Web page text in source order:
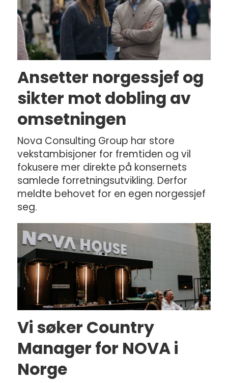
Ansetter norgessjef og
sikter mot dobling av
omsetningen
Nova Consulting Group har store
vekstambisjoner for fremtiden og vil
fokusere mer direkte på konsernets
samlede forretningsutvikling. Derfor
meldte behovet for en egen norgessjef
seg.
Vi søker Country
Manager for NOVA i
Norge